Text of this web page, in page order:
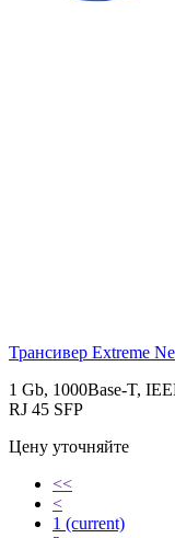
Трансивер Extreme
1 Gb, 1000Base-T,
RJ 45 SFP
Цену уточняйте
<<
<
1 (current)